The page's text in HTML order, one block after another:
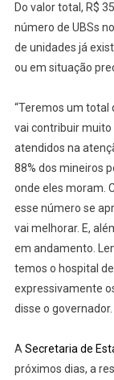
Do valor total, R$
número de UBSs
de unidades já
ou em situação
“Teremos um total
vai contribuir
atendidos na
88% dos mineiros
onde eles moram.
esse número se
vai melhorar. E,
em andamento.
temos o hospital
expressivamente
disse o governador.
A Secretaria de
próximos dias, a